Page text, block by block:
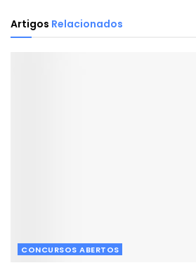
Artigos Relacionados
CONCURSOS ABERTOS